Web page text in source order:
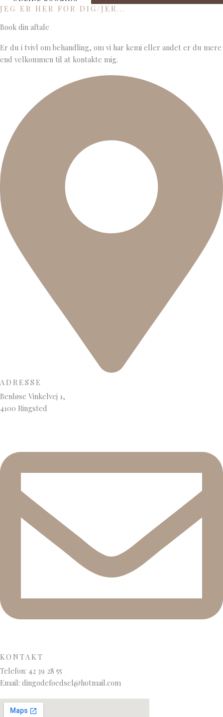
JEG ER HER FOR DIG/JER...
Book din aftale
Er du i tvivl om behandling, om vi har kemi eller andet er du mere
end velkommen til at kontakte mig.
ADRESSE
Benløse Vinkelvej 1,
4100 Ringsted
KONTAKT
Telefon: 42 39 28 55
Email: dingodefoedsel@hotmail.com